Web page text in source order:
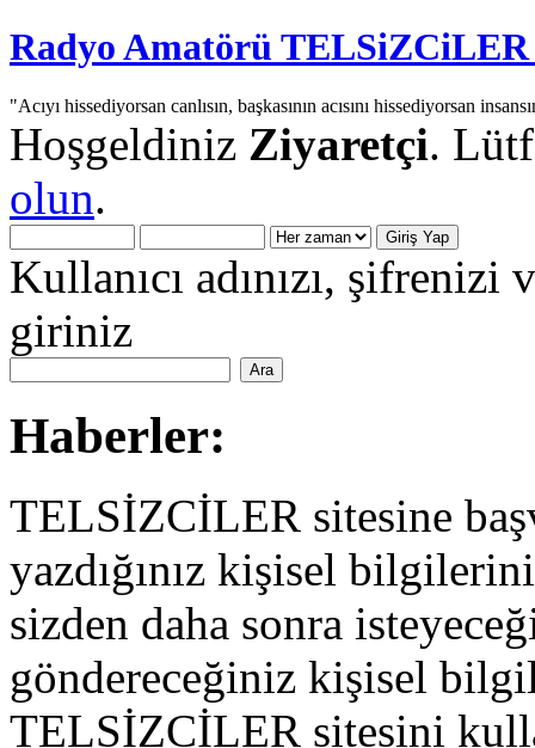
Radyo Amatörü
"Acıyı hissediyorsan canlısın, başkasının acısını hissediyorsan
Hoşgeldiniz Ziyaretçi.
olun.
Kullanıcı adınızı,
giriniz
Haberler:
TELSİZCİLER sitesine
yazdığınız kişisel
sizden daha sonra
göndereceğiniz kişisel
TELSİZCİLER sitesini